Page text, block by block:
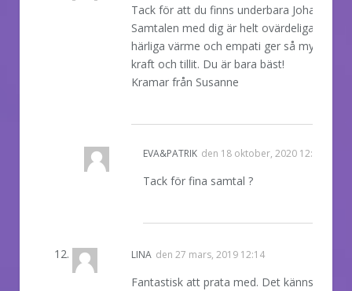
Tack för att du finns underbara Johanna!
Samtalen med dig är helt ovärdeliga, din
härliga värme och empati ger så mycket
kraft och tillit. Du är bara bäst!
Kramar från Susanne
EVA&PATRIK den 18 oktober, 2020 12:44
Tack för fina samtal ?
LINA den 27 mars, 2019 12:14
Fantastisk att prata med. Det känns som